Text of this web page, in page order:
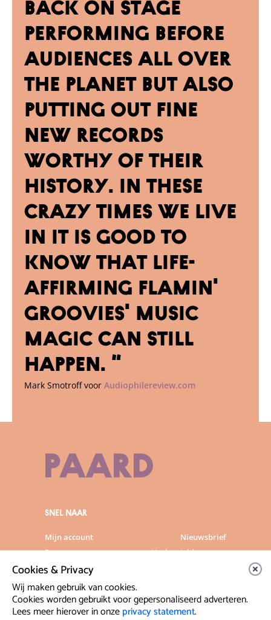
back on stage
performing before
audiences all over
the planet but also
putting out fine
new records
worthy of their
history. In these
crazy times we live
in it is good to
know that life-
affirming Flamin'
Groovies' music
magic can still
Mark Smotroff voor Audiophilereview.com
SNEL NAAR
Mijn account
Nieuwsbrief
Programma
Veelgestelde vragen
Partners & Sponsoren
Artiesten info
Cookies & Privacy
Wij maken gebruik van cookies.
Cookies worden gebruikt voor gepersonaliseerd adverteren.
Lees meer hierover in onzeprivacy statement.